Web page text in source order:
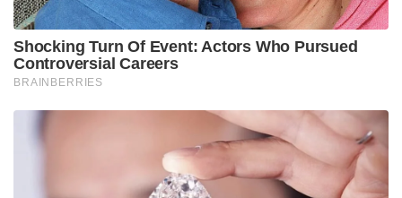
Shocking Turn Of Event: Actors Who Pursued
Controversial Careers
BRAINBERRIES